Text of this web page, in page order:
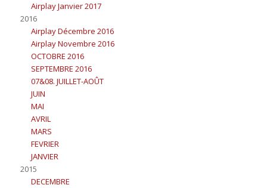
Airplay Janvier 2017
2016
Airplay Décembre 2016
Airplay Novembre 2016
OCTOBRE 2016
SEPTEMBRE 2016
07&08. JUILLET-AOÛT
JUIN
MAI
AVRIL
MARS
FEVRIER
JANVIER
2015
DECEMBRE